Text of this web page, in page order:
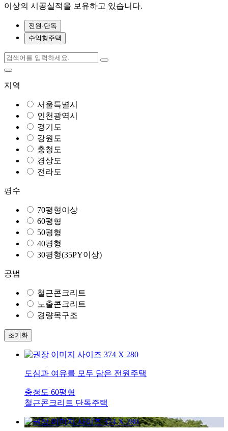
이상의 시공실적을 보유하고 있습니다.
전원·단독
수익형주택
지역
서울특별시
인천광역시
경기도
강원도
충청도
경상도
전라도
평수
70평형이상
60평형
50평형
40평형
30평형(35PY이상)
공법
철근콘크리트
노출콘크리트
경량목구조
초기화
도심과 여유를 모두 담은 전원주택
충청도 60평형
철근콘크리트 단독주택